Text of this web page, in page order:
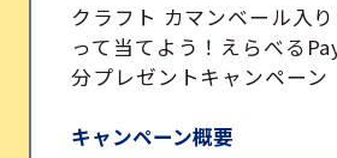
クラフト カマンベール入
って当てよう！えらべる
分プレゼントキャンペーン
キャンペーン概要